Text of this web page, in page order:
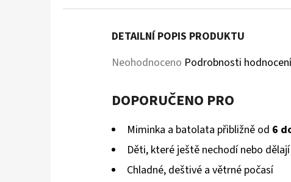
DETAILNÍ POPIS PRODUKTU
Průměrné
produktu
Neohodnoceno Podrobnosti hodnocení
DOPORUČENO PRO
Miminka a batolata přibližně od 6
Děti, které ještě nechodí nebo
Chladné, deštivé a větrné počasí